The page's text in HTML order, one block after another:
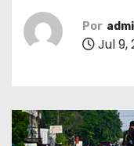
Por
Jul 9,